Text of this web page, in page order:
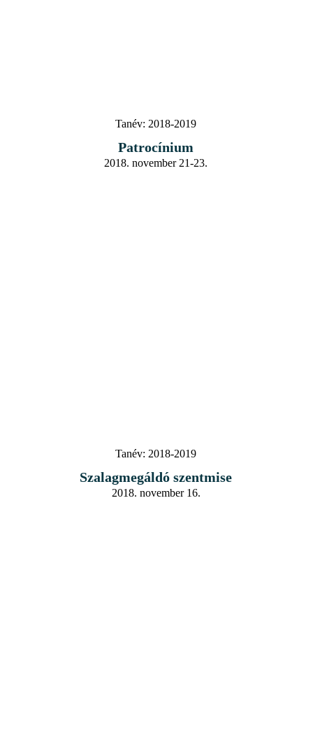
Tanév: 2018-2019
Patrocínium
2018. november 21-23.
Tanév: 2018-2019
Szalagmegáldó szentmise
2018. november 16.